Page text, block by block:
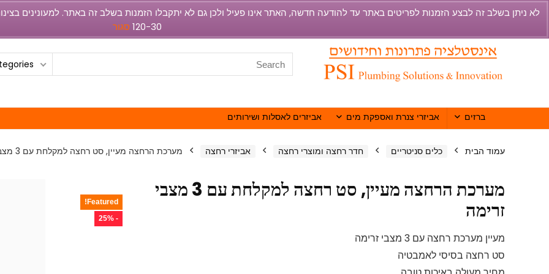
ברזים אביזרי צנרת ואספקת מים אביזרים לאסלות ושירותים
עמוד הבית כלים סניטריים חדר רחצה ומוצרי רחצה אביזרי רחצה מערכת הרחצה מעיין, סט רחצה למקלחת עם 3 מצבי זרימה
Featured!
- 25%
מערכת הרחצה מעיין, סט רחצה למקלחת עם 3 מצבי
זרימה
מעיין מערכת רחצה עם 3 מצבי זרימה
סט רחצה בסיסי לאמבטיה
120-30 סגור